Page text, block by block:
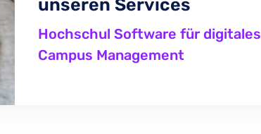
unseren Services
Hochschul Software für digitales
Campus Management